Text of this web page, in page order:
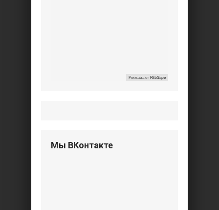
Реклама от RtbSape
Мы ВКонтакте